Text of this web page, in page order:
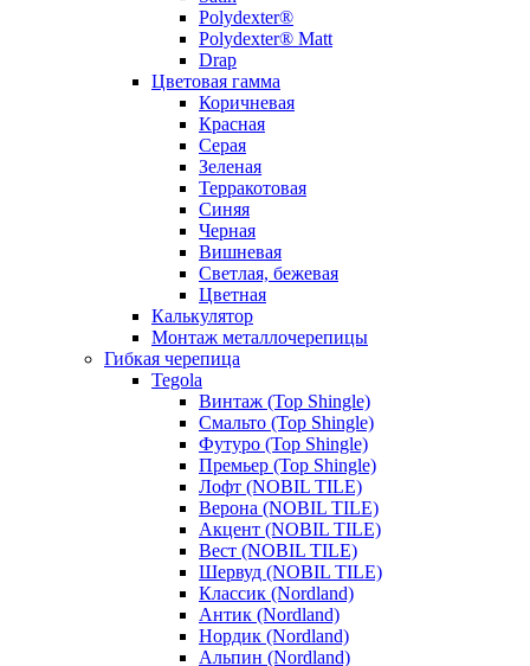
Polydexter®
Polydexter® Matt
Drap
Цветовая гамма
Коричневая
Красная
Серая
Зеленая
Терракотовая
Синяя
Черная
Вишневая
Светлая, бежевая
Цветная
Калькулятор
Монтаж металлочерепицы
Гибкая черепица
Tegola
Винтаж (Top Shingle)
Смальто (Top Shingle)
Футуро (Top Shingle)
Премьер (Top Shingle)
Лофт (NOBIL TILE)
Верона (NOBIL TILE)
Акцент (NOBIL TILE)
Вест (NOBIL TILE)
Шервуд (NOBIL TILE)
Классик (Nordland)
Антик (Nordland)
Нордик (Nordland)
Альпин (Nordland)